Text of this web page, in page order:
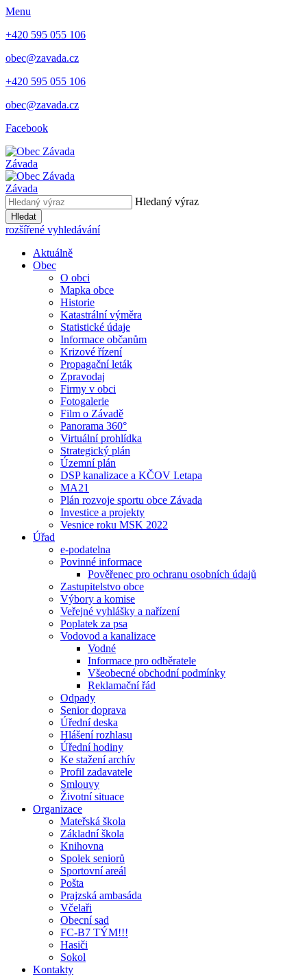
Menu
+420 595 055 106
obec@zavada.cz
+420 595 055 106
obec@zavada.cz
Facebook
Závada
Závada
Hledaný výraz
Hledat
rozšířené vyhledávání
Aktuálně
Obec
O obci
Mapka obce
Historie
Katastrální výměra
Statistické údaje
Informace občanům
Krizové řízení
Propagační leták
Zpravodaj
Firmy v obci
Fotogalerie
Film o Závadě
Panorama 360°
Virtuální prohlídka
Strategický plán
Územní plán
DSP kanalizace a KČOV I.etapa
MA21
Plán rozvoje sportu obce Závada
Investice a projekty
Vesnice roku MSK 2022
Úřad
e-podatelna
Povinné informace
Pověřenec pro ochranu osobních údajů
Zastupitelstvo obce
Výbory a komise
Veřejné vyhlášky a nařízení
Poplatek za psa
Vodovod a kanalizace
Vodné
Informace pro odběratele
Všeobecné obchodní podmínky
Reklamační řád
Odpady
Senior doprava
Úřední deska
Hlášení rozhlasu
Úřední hodiny
Ke stažení archív
Profil zadavatele
Smlouvy
Životní situace
Organizace
Mateřská škola
Základní škola
Knihovna
Spolek seniorů
Sportovní areál
Pošta
Prajzská ambasáda
Včelaři
Obecní sad
FC-B7 TÝM!!!
Hasiči
Sokol
Kontakty